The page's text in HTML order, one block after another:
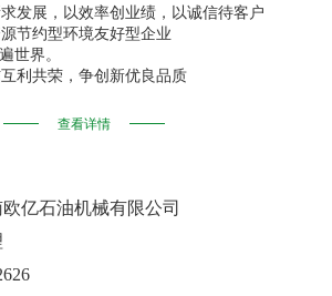
发展，以效率创业绩，以诚信待客户
节约型环境友好型企业
世界。
利共荣，争创新优良品质
有限公司坐落于有
芯，线绕滤芯，工矿业过滤器，海水淡化系
化，生物，食品，医药，煤田地质，水文地
，地温空调，地基降水，水源地开发，城市
施工建设。
查看详情
亿石油机械有限公司